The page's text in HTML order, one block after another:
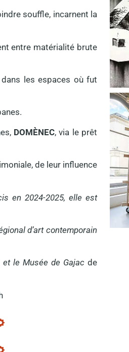
souffle, incarnent la
entre matérialité brute
les espaces où fut
DOMÈNEC, via le prêt
de leur influence
en 2024-2025, elle est
d’art contemporain
et le Musée de Gajacde